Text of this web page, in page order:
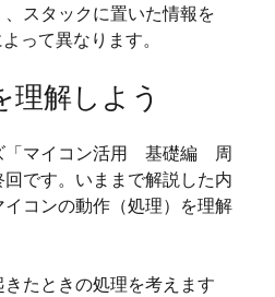
スタックに置いた情報を
って異なります。
理解しよう
「マイコン活用 基礎編 周
です。いままで解説した内
コンの動作（処理）を理解
たときの処理を考えます